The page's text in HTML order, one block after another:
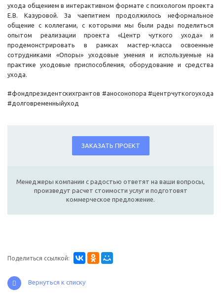
ухода общением в интерактивном формате с психологом проекта
Е.В. Казуровой. За чаепитием продолжилось неформальное
общение с коллегами, с которыми мы были рады поделиться
опытом реализации проекта «Центр чуткого ухода» и
продемонстрировать в рамках мастер-класса освоенные
сотрудниками «Опоры» уходовые умения и используемые на
практике уходовые приспособления, оборудование и средства
ухода.
#фондпрезидентскихгрантов #аносонопора #центрчуткогоухода
#долговременныйуход
ЗАКАЗАТЬ ПРОЕКТ
Менеджеры компании с радостью ответят на ваши вопросы,
произведут расчет стоимости услуг и подготовят
коммерческое предложение.
Поделиться ссылкой:
Вернуться к списку